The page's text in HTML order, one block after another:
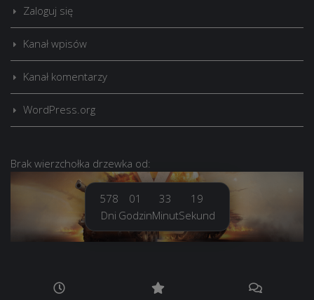
Zaloguj się
Kanał wpisów
Kanał komentarzy
WordPress.org
Brak wierzchołka drzewka od:
578
Dni
01
Godzin
33
Minut
20
Sekund